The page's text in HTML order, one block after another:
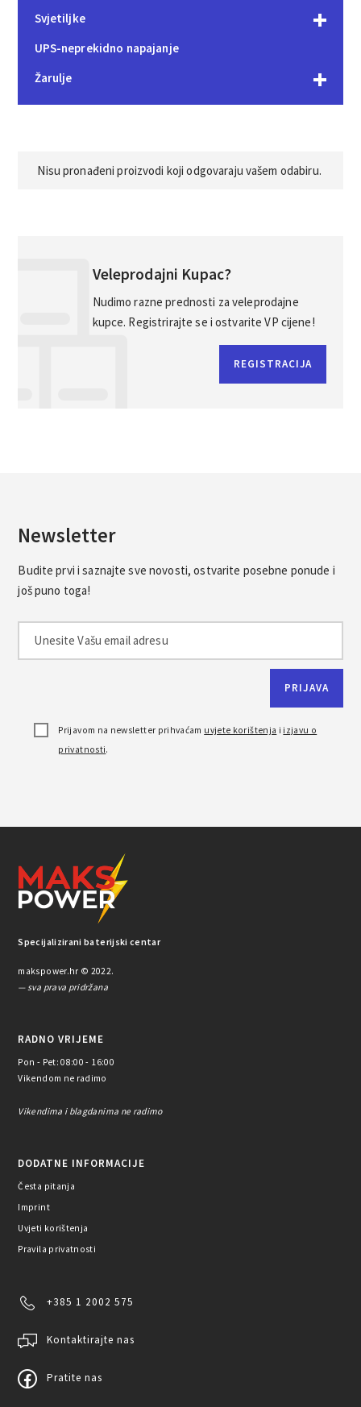
Svjetiljke
UPS-neprekidno napajanje
Žarulje
Nisu pronađeni proizvodi koji odgovaraju vašem odabiru.
Veleprodajni Kupac?
Nudimo razne prednosti za veleprodajne
kupce. Registrirajte se i ostvarite VP cijene!
REGISTRACIJA
Newsletter
Budite prvi i saznajte sve novosti, ostvarite posebne ponude i
još puno toga!
Prijavom na newsletter prihvaćam uvjete korištenja i izjavu o
privatnosti.
Specijalizirani baterijski centar
makspower.hr © 2022.
— sva prava pridržana
RADNO VRIJEME
Pon - Pet: 08:00 - 16:00
Vikendom ne radimo
Vikendima i blagdanima ne radimo
DODATNE INFORMACIJE
Česta pitanja
Imprint
Uvjeti korištenja
Pravila privatnosti
+385 1 2002 575
Kontaktirajte nas
Pratite nas